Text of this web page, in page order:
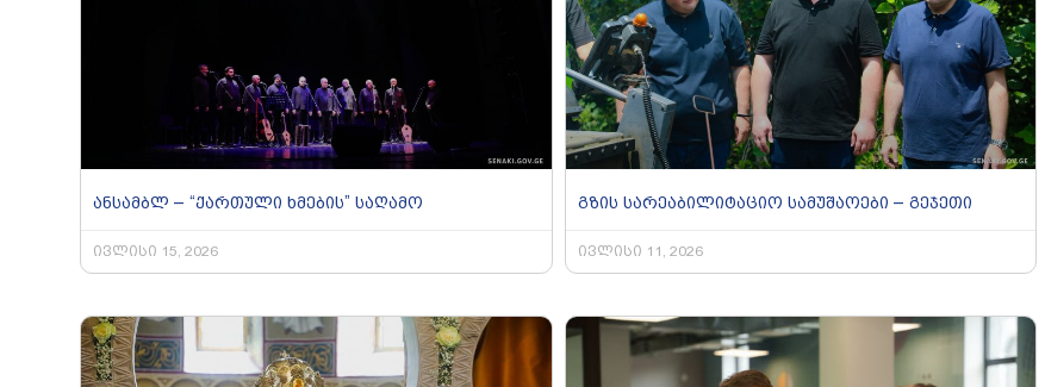
ანსამბლ – “ქართული ხმების” საღამო
ივლისი 15, 2026
გზის სარეაბილიტაციო სამუშაოები – გეჯეთი
ივლისი 11, 2026